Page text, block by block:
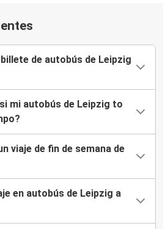
de autobús de Leipzig
mi autobús de Leipzig to
viaje de fin de semana de
en autobús de Leipzig a